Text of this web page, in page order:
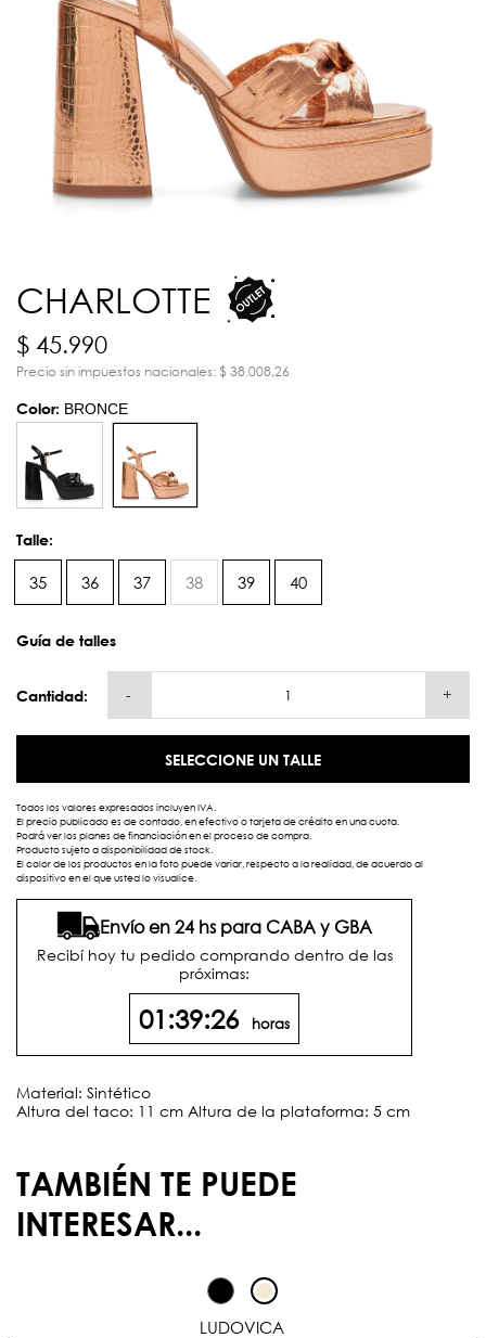
CHARLOTTE
$ 45.990
Precio sin impuestos nacionales: $ 38.008,26
Color: BRONCE
Talle:
35 36 37 38 39 40
Guía de talles
Cantidad: - +
SELECCIONE UN TALLE
Todos los valores expresados incluyen IVA.
El precio publicado es de contado, en efectivo o tarjeta de crédito en una cuota.
Podrá ver los planes de financiación en el proceso de compra.
Producto sujeto a disponibilidad de stock.
El color de los productos en la foto puede variar, respecto a la realidad, de acuerdo al
dispositivo en el que usted lo visualice.
Envío en 24 hs para CABA y GBA
Recibí hoy tu pedido comprando dentro de las
próximas:
01:39:26 horas
Material: Sintético
Altura del taco: 11 cm Altura de la plataforma: 5 cm
TAMBIÉN TE PUEDE
INTERESAR...
LUDOVICA